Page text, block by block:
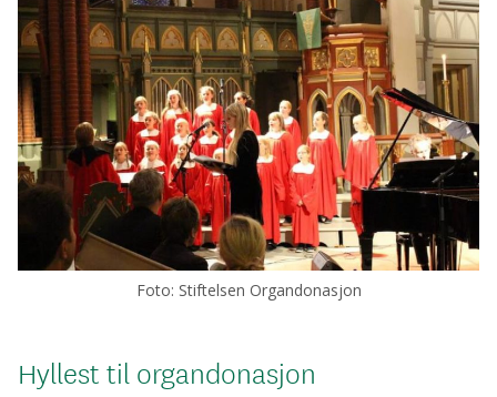
Foto: Stiftelsen Organdonasjon
Hyllest til organdonasjon